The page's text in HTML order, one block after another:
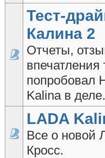
Тест-
Калина 2
Отчеты,
впечатления
Kalina в деле.
LADA
Все о новой
Кросс.